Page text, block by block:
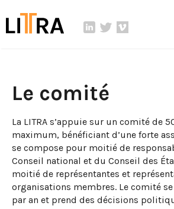
Le comité
La LITRA s’appuie sur un comité de
maximum, bénéficiant d’une forte
se compose pour moitié de
Conseil national et du Conseil des
moitié de représentantes et
organisations membres. Le comité
par an et prend des décisions